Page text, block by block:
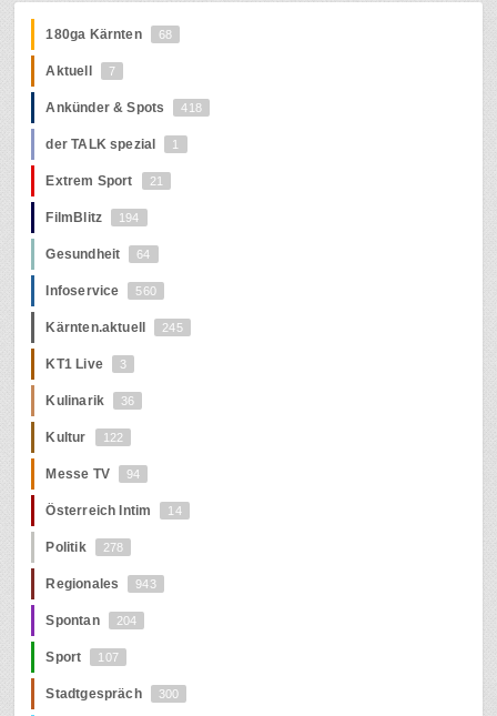
180ga Kärnten 68
Aktuell 7
Ankünder & Spots 418
der TALK spezial 1
Extrem Sport 21
FilmBlitz 194
Gesundheit 64
Infoservice 560
Kärnten.aktuell 245
KT1 Live 3
Kulinarik 36
Kultur 122
Messe TV 94
Österreich Intim 14
Politik 278
Regionales 943
Spontan 204
Sport 107
Stadtgespräch 300